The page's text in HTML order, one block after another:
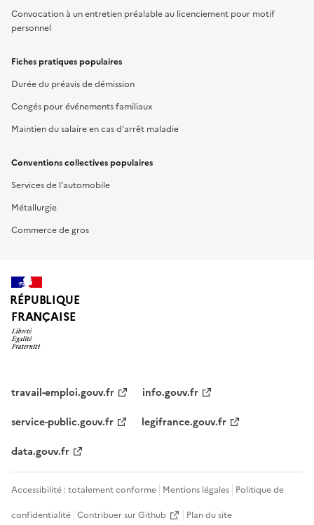
Convocation à un entretien préalable au licenciement pour motif
personnel
Fiches pratiques populaires
Durée du préavis de démission
Congés pour événements familiaux
Maintien du salaire en cas d'arrêt maladie
Conventions collectives populaires
Services de l'automobile
Métallurgie
Commerce de gros
RÉPUBLIQUE
FRANÇAISE
travail-emploi.gouv.fr
info.gouv.fr
service-public.gouv.fr
legifrance.gouv.fr
data.gouv.fr
Accessibilité : totalement conforme Mentions légales Politique de
confidentialité Contribuer sur Github Plan du site